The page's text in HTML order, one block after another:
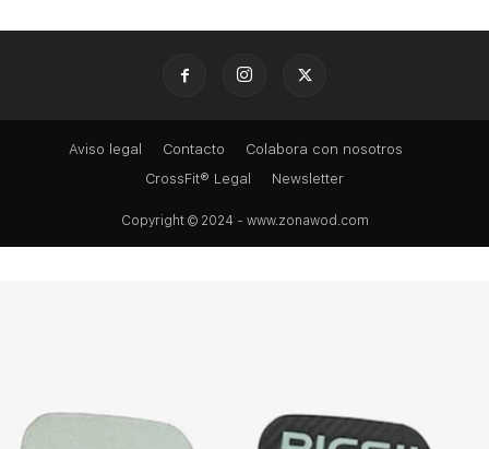
Aviso legal Contacto
Colabora con nosotros
CrossFit® Legal
Newsletter
Copyright © 2024 - www.zonawod.com